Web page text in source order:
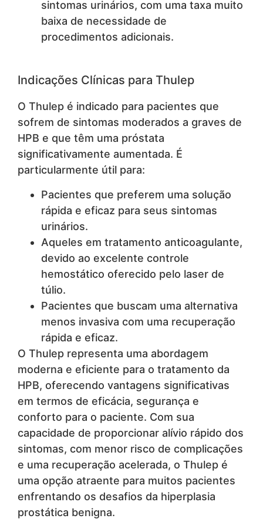
sintomas urinários, com uma taxa muito
baixa de necessidade de
procedimentos adicionais.
Indicações Clínicas para Thulep
O Thulep é indicado para pacientes que
sofrem de sintomas moderados a graves de
HPB e que têm uma próstata
significativamente aumentada. É
particularmente útil para:
Pacientes que preferem uma solução
rápida e eficaz para seus sintomas
urinários.
Aqueles em tratamento anticoagulante,
devido ao excelente controle
hemostático oferecido pelo laser de
túlio.
Pacientes que buscam uma alternativa
menos invasiva com uma recuperação
rápida e eficaz.
O Thulep representa uma abordagem
moderna e eficiente para o tratamento da
HPB, oferecendo vantagens significativas
em termos de eficácia, segurança e
conforto para o paciente. Com sua
capacidade de proporcionar alívio rápido dos
sintomas, com menor risco de complicações
e uma recuperação acelerada, o Thulep é
uma opção atraente para muitos pacientes
enfrentando os desafios da hiperplasia
prostática benigna.